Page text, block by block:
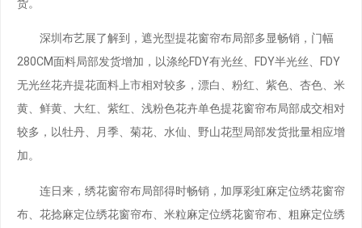
货。
深圳布艺展了解到，遮光型提花窗帘布局部多显畅销，门幅
280CM面料局部发货增加，以涤纶FDY有光丝、FDY半光丝、FDY
无光丝花卉提花面料上市相对较多，漂白、粉红、紫色、杏色、米
黄、鲜黄、大红、紫红、浅粉色花卉单色提花窗帘布局部成交相对
较多，以牡丹、月季、菊花、水仙、野山花型局部发货批量相应增
加。
连日来，绣花窗帘布局部得时畅销，加厚彩虹麻定位绣花窗帘
布、花捻麻定位绣花窗帘布、米粒麻定位绣花窗帘布、粗麻定位绣